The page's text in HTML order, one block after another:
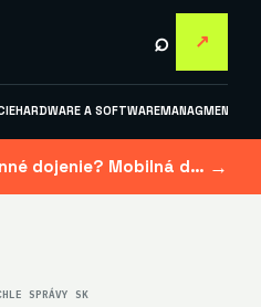
⌕ ↗
HARDWARE A SOFTWAREMANAGMENT A
Ako si uľahčiť každodenné dojenie? Mobilná dojačka šetrí čas aj námahu →
SPRÁVY SK